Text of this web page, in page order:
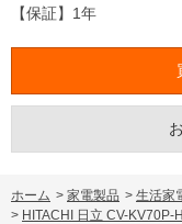
【保証】1年
ホーム > 家電製品 > 生活家
> HITACHI 日立 CV-